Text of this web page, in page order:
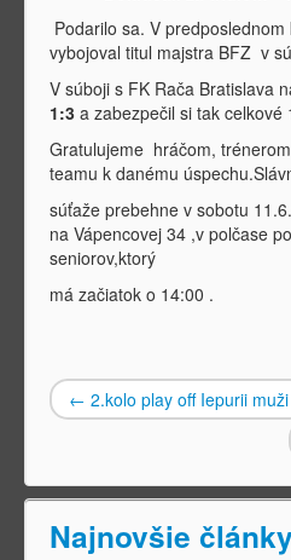
Podarilo sa. V
vybojoval titul majstra BFZ v
V súboji s FK Rača Bratislava
1:3 a zabezpečil si tak celkové
Gratulujeme hráčom,
teamu k danému
súťaže prebehne v sobotu
na Vápencovej 34 ,v polčase
seniorov,ktorý
má začiatok o 14:00 .
← 2.kolo play off Iepurii muži
Najnovšie články